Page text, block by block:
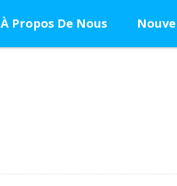
À Propos De Nous